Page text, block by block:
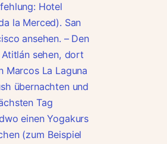
Hotel
la Merced). San
ansehen. – Den
Atitlán sehen, dort
Marcos La Laguna
übernachten und
Tag
einen Yogakurs
(zum Beispiel